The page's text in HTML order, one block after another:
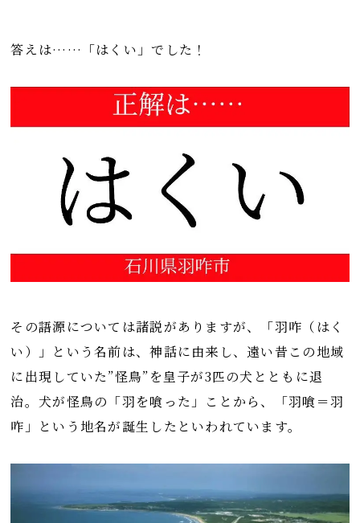
答えは……「はくい」でした！
その語源については諸説がありますが、「羽咋（はく
い）」という名前は、神話に由来し、遠い昔この地域
に出現していた”怪鳥”を皇子が3匹の犬とともに退
治。犬が怪鳥の「羽を喰った」ことから、「羽喰＝羽
咋」という地名が誕生したといわれています。